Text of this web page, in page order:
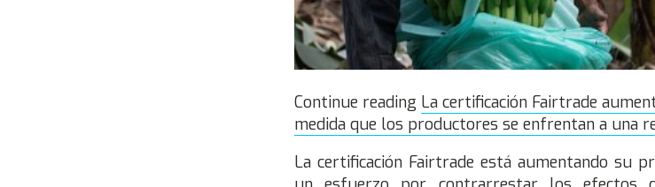
Continue reading La certificación Fairtrade
medida que los productores se enfrentan a una
La certificación Fairtrade está aumentando su